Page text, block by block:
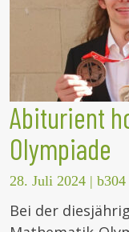
Abiturient
Olympiade
28. Juli 2024 | b304
Bei der